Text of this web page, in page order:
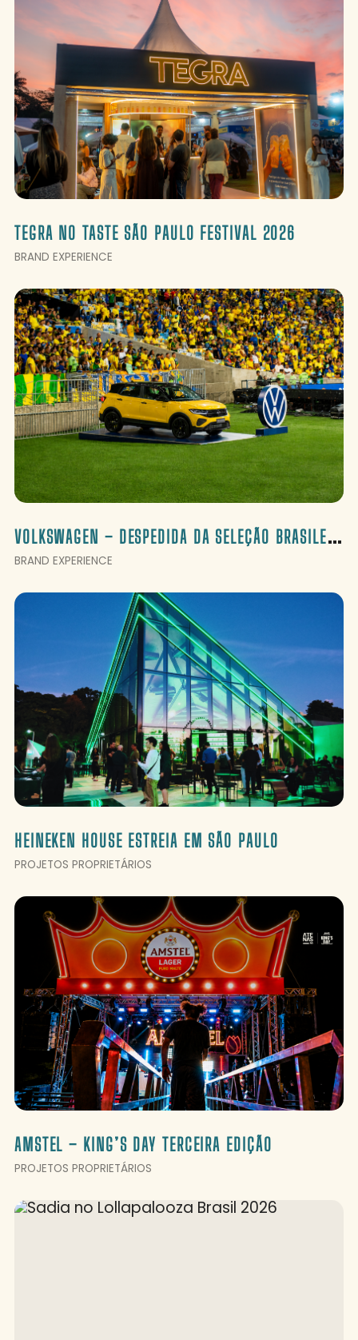
TEGRA NO TASTE SÃO PAULO FESTIVAL 2026
BRAND EXPERIENCE
V
OLKSWAGEN – DESPEDIDA DA SELEÇÃO BRASILEIRA NO MARACANÃ
BRAND EXPERIENCE
HEINEKEN HOUSE ESTREIA EM SÃO PAULO
PROJETOS PROPRIETÁRIOS
AMSTEL – KING’S DAY TERCEIRA EDIÇÃO
PROJETOS PROPRIETÁRIOS